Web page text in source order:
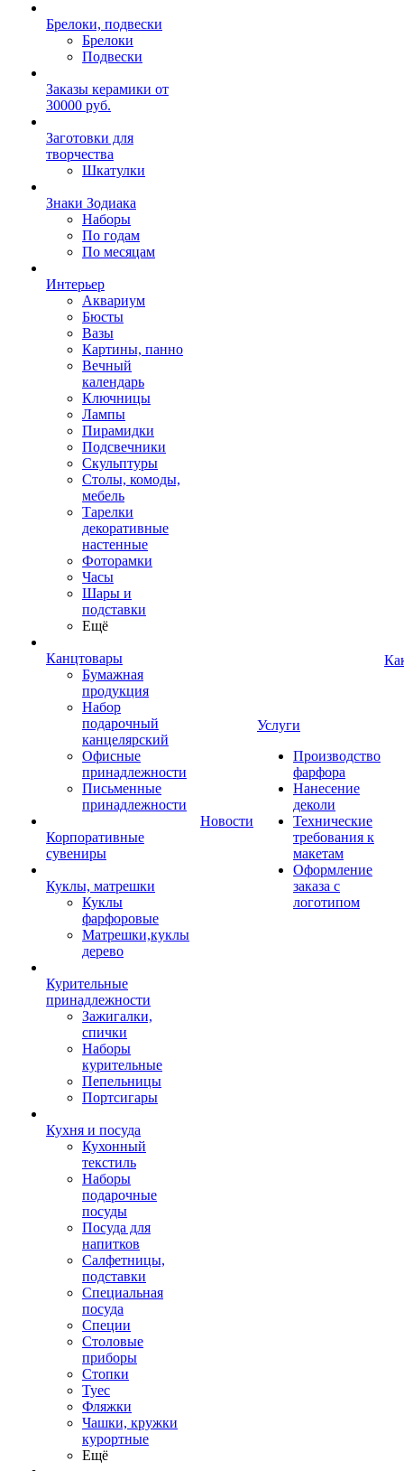
Брелоки, подвески
Брелоки
Подвески
Заказы керамики от
30000 руб.
Заготовки для
творчества
Шкатулки
Знаки Зодиака
Наборы
По годам
По месяцам
Интерьер
Аквариум
Бюсты
Вазы
Картины, панно
Вечный
календарь
Ключницы
Лампы
Пирамидки
Подсвечники
Скульптуры
Столы, комоды,
мебель
Тарелки
декоративные
настенные
Фоторамки
Часы
Шары и
подставки
Ещё
Канцтовары
Бумажная
продукция
Набор
подарочный
канцелярский
Офисные
принадлежности
Письменные
принадлежности
Корпоративные
сувениры
Куклы, матрешки
Куклы
фарфоровые
Матрешки,куклы
дерево
Курительные
принадлежности
Зажигалки,
спички
Наборы
курительные
Пепельницы
Портсигары
Кухня и посуда
Кухонный
текстиль
Наборы
подарочные
посуды
Посуда для
напитков
Салфетницы,
подставки
Специальная
посуда
Специи
Столовые
приборы
Стопки
Туес
Фляжки
Чашки, кружки
курортные
Ещё
Новости
Услуги
Производство
фарфора
Нанесение
деколи
Технические
требования к
макетам
Оформление
заказа с
логотипом